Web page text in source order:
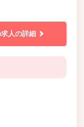
人の詳細